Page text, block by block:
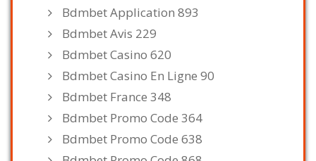
Bdmbet Application 893
Bdmbet Avis 229
Bdmbet Casino 620
Bdmbet Casino En Ligne 90
Bdmbet France 348
Bdmbet Promo Code 364
Bdmbet Promo Code 638